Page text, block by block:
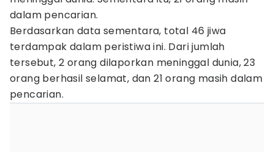
dalam pencarian.
Berdasarkan data sementara, total 46 jiwa
terdampak dalam peristiwa ini. Dari jumlah
tersebut, 2 orang dilaporkan meninggal dunia, 23
orang berhasil selamat, dan 21 orang masih dalam
pencarian.